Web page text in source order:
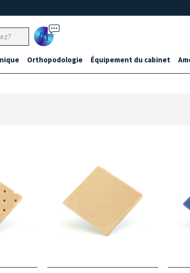
Ai
Orthopodologie Équipement du cabinet